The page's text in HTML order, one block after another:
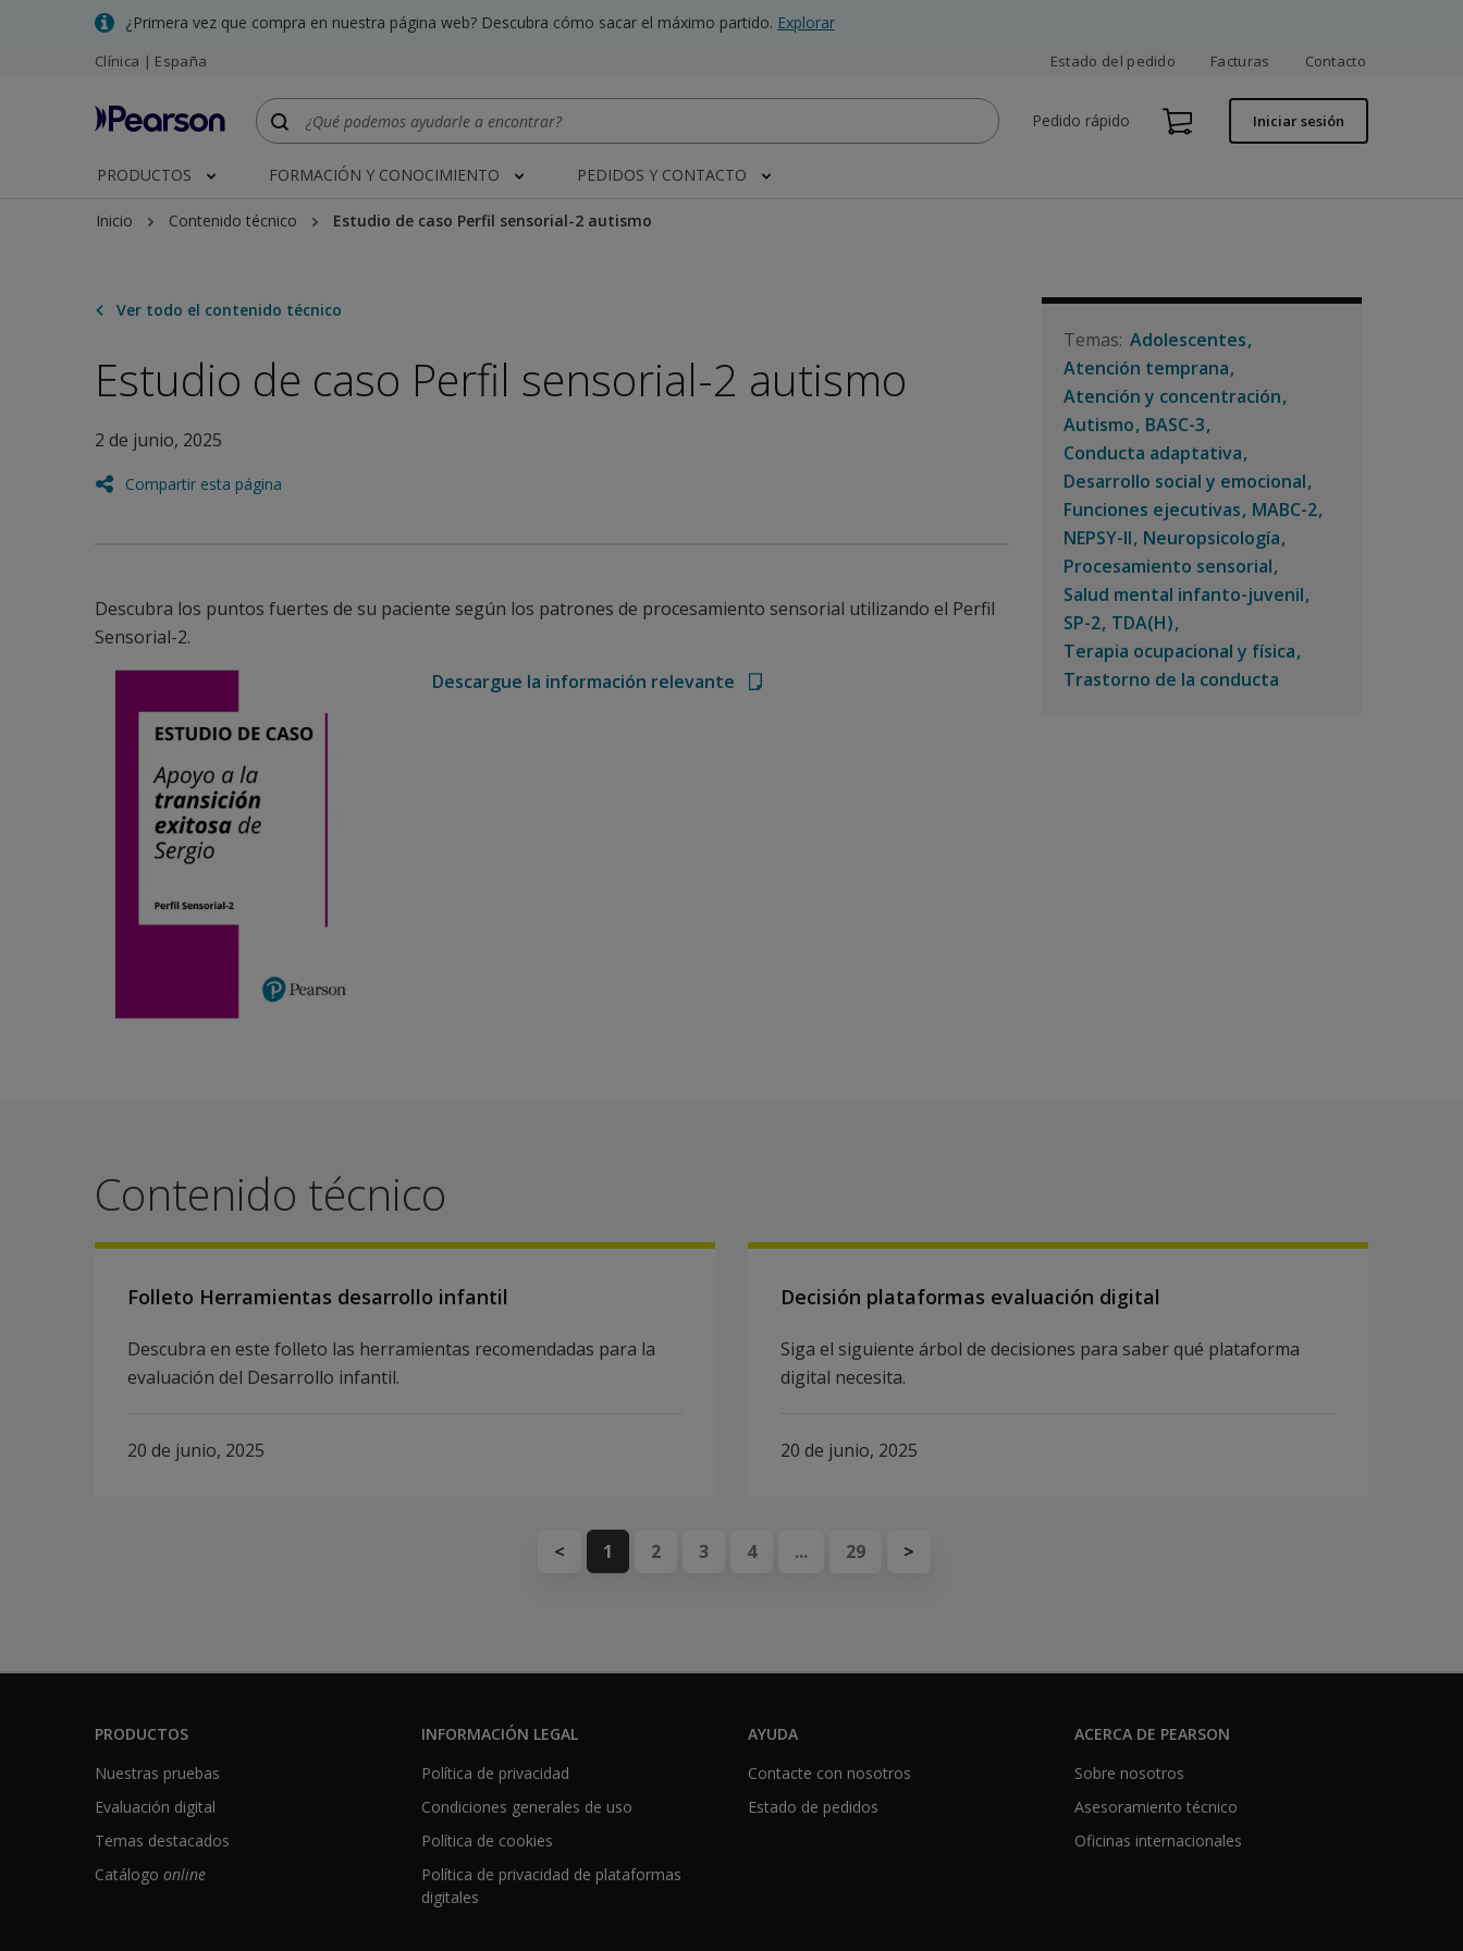
¿Primera vez que compra en nuestra página web? Descubra cómo sacar el máximo partido. Explorar
Clínica | España Estado del pedido Facturas Contacto
Pedido rápido Iniciar sesión
PRODUCTOS FORMACIÓN Y CONOCIMIENTO PEDIDOS Y CONTACTO
Inicio Contenido técnico Estudio de caso Perfil sensorial-2 autismo
Ver todo el contenido técnico
Estudio de caso Perfil sensorial-2 autismo
2 de junio, 2025
Compartir esta página
Descubra los puntos fuertes de su paciente según los patrones de procesamiento sensorial utilizando el Perfil
Sensorial-2.
Descargue la información relevante
Adolescentes
Atención temprana
Atención y concentración
Autismo BASC-3
Conducta adaptativa
Desarrollo social y emocional
Funciones ejecutivas MABC-2
NEPSY-II Neuropsicología
Procesamiento sensorial
Salud mental infanto-juvenil
SP-2 TDA(H)
Terapia ocupacional y física
Trastorno de la conducta
Contenido técnico
Folleto Herramientas desarrollo infantil
Descubra en este folleto las herramientas recomendadas para la
evaluación del Desarrollo infantil.
20 de junio, 2025
Decisión plataformas evaluación digital
Siga el siguiente árbol de decisiones para saber qué plataforma
digital necesita.
20 de junio, 2025
< 1 2 3 4 ... 29 >
PRODUCTOS
Nuestras pruebas
Evaluación digital
Temas destacados
Catálogo online
INFORMACIÓN LEGAL
Política de privacidad
Condiciones generales de uso
Política de cookies
Política de privacidad de plataformas
digitales
AYUDA
Contacte con nosotros
Estado de pedidos
ACERCA DE PEARSON
Sobre nosotros
Asesoramiento técnico
Oficinas internacionales